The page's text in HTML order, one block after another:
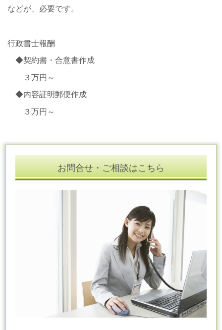
などが、必要です。
行政書士報酬
◆契約書・合意書作成
３万円～
◆内容証明郵便作成
３万円～
お問合せ・ご相談はこちら